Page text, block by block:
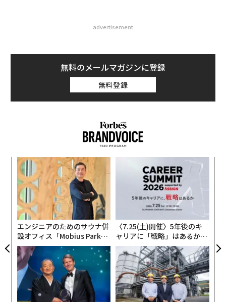
advertisement
無料のメールマガジンに登録
無料登録
エンジニアのためのサウナ併
設オフィス「Mobius Park」
がオープン──タマディック
が健康経営を徹底する理由
〈7.25(土)開催〉5年後のキ
ャリアに「戦略」はあるか。
トップエグゼクティブのキャ
リアに触れる1日│CAREER S
UMMIT 2026